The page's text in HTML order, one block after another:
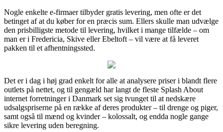
Nogle enkelte e-firmaer tilbyder gratis levering, men ofte er det
betinget af at du køber for en præcis sum. Ellers skulle man udvælge
den prisbilligste metode til levering, hvilket i mange tilfælde – om
man er i Fredericia, Skive eller Ebeltoft – vil være at få leveret
pakken til et afhentningssted.
Det er i dag i høj grad enkelt for alle at analysere priser i blandt flere
outlets på nettet, og til gengæld har langt de fleste Splash About
internet forretninger i Danmark set sig tvunget til at nedskære
udsalgspriserne på en række af deres produkter – til drenge og piger,
samt også til mænd og kvinder – kolossalt, og endda nogle gange
sikre levering uden beregning.